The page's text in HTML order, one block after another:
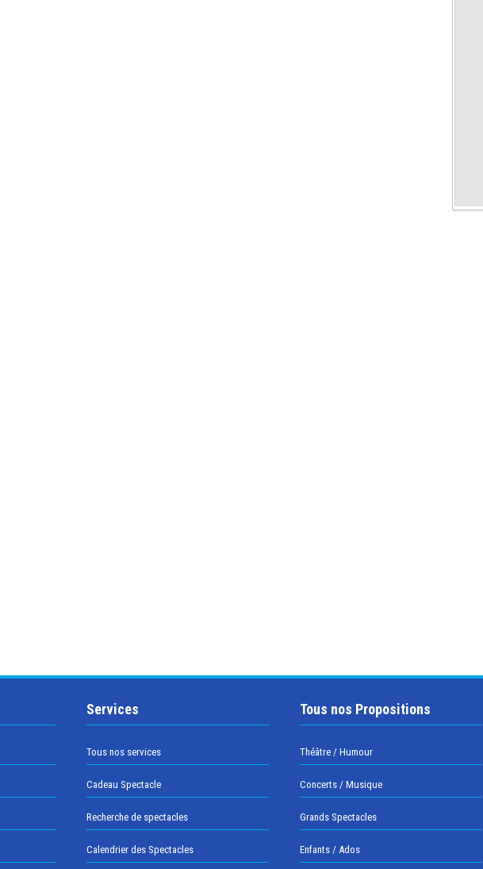
Services
Tous nos services
Cadeau Spectacle
Recherche de spectacles
Calendrier des Spectacles
Tous nos Propositions
Théâtre / Humour
Concerts / Musique
Grands Spectacles
Enfants / Ados